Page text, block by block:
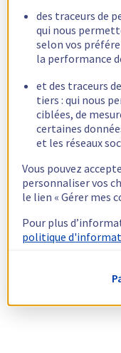
des traceurs de
qui nous
selon vos
la performance
et des traceurs
tiers : qui nous
ciblées, de
certaines
et les réseaux
Vous pouvez
personnaliser vos
le lien « Gérer mes
Pour plus
politique